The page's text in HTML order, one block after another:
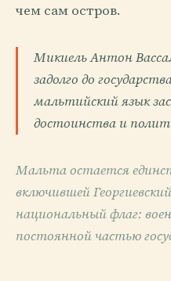
чем сам остров.
Микиель Антон
задолго до
мальтийский язык
достоинства и
Мальта остается
включившей
национальный флаг:
постоянной частью